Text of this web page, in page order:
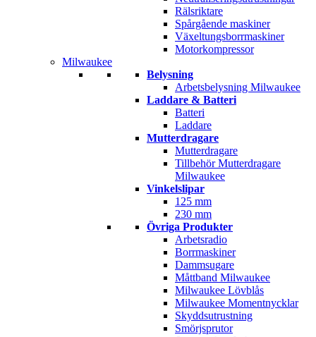
Rälsriktare
Spårgående maskiner
Växeltungsborrmaskiner
Motorkompressor
Milwaukee
Belysning
Arbetsbelysning Milwaukee
Laddare & Batteri
Batteri
Laddare
Mutterdragare
Mutterdragare
Tillbehör Mutterdragare
Milwaukee
Vinkelslipar
125 mm
230 mm
Övriga Produkter
Arbetsradio
Borrmaskiner
Dammsugare
Måttband Milwaukee
Milwaukee Lövblås
Milwaukee Momentnycklar
Skyddsutrustning
Smörjsprutor